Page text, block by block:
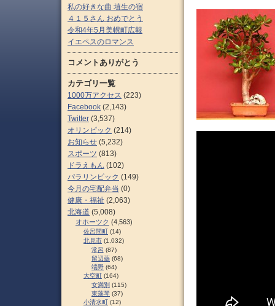
私の好きな曲 埴生の宿
４１５さん おめでとう
令和4年5月美幌町広報
イエペスのロマンス
コメントありがとう
カテゴリ一覧
1000万アクセス (223)
Facebook (2,143)
Twitter (3,537)
オリンピック (214)
お知らせ (5,232)
スポーツ (813)
ドラえもん (102)
パラリンピック (149)
今月の宅配弁当 (0)
健康・福祉 (2,063)
北海道 (5,008)
オホーツク (4,563)
佐呂間町 (14)
北見市 (1,032)
常呂 (87)
留辺蘂 (68)
端野 (64)
大空町 (164)
女満別 (115)
東藻琴 (37)
小清水町 (12)